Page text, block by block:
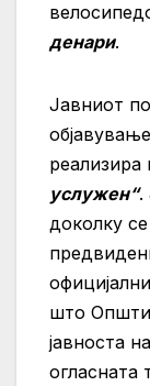
денари.
Јавниот
услужен“.
доколку
што
јавноста
огласната